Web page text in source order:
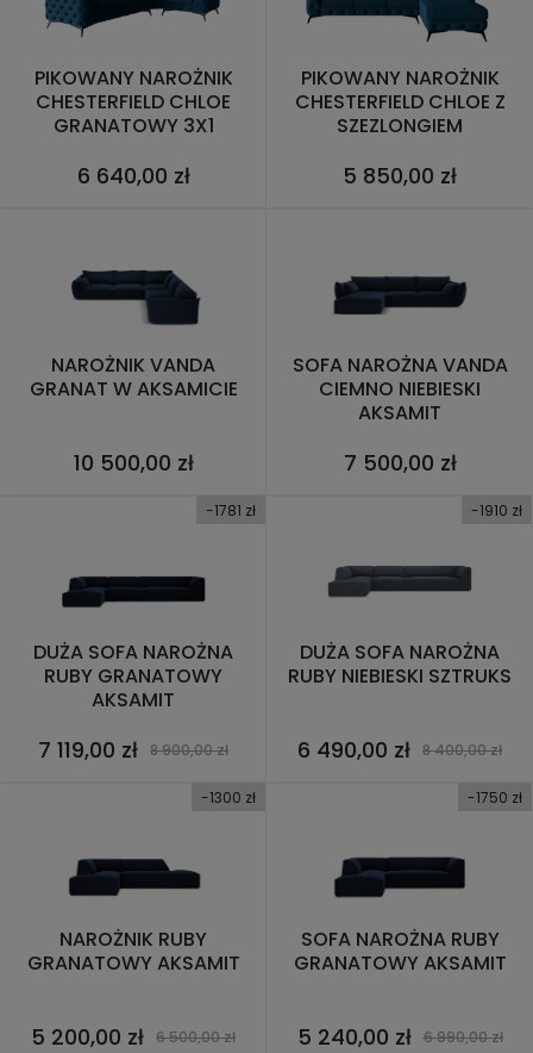
PIKOWANY NAROŻNIK
CHESTERFIELD CHLOE
GRANATOWY 3X1
6 640,00 zł
PIKOWANY NAROŻNIK
CHESTERFIELD CHLOE Z
SZEZLONGIEM
5 850,00 zł
NAROŻNIK VANDA
GRANAT W AKSAMICIE
10 500,00 zł
SOFA NAROŻNA VANDA
CIEMNO NIEBIESKI
AKSAMIT
7 500,00 zł
DUŻA SOFA NAROŻNA
RUBY GRANATOWY
AKSAMIT
7 119,00 zł 8 900,00 zł
-1781 zł
DUŻA SOFA NAROŻNA
RUBY NIEBIESKI SZTRUKS
6 490,00 zł 8 400,00 zł
-1910 zł
NAROŻNIK RUBY
GRANATOWY AKSAMIT
5 200,00 zł 6 500,00 zł
-1300 zł
SOFA NAROŻNA RUBY
GRANATOWY AKSAMIT
5 240,00 zł 6 990,00 zł
-1750 zł